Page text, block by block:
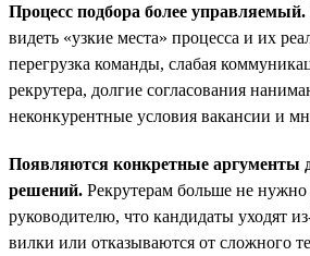
Процесс подбора более управляемый.
видеть «узкие места» процесса и их
перегрузка команды, слабая
рекрутера, долгие согласования
неконкурентные условия вакансии и
Появляются конкретные аргументы
решений. Рекрутерам больше не нужно
руководителю, что кандидаты уходят
вилки или отказываются от сложного